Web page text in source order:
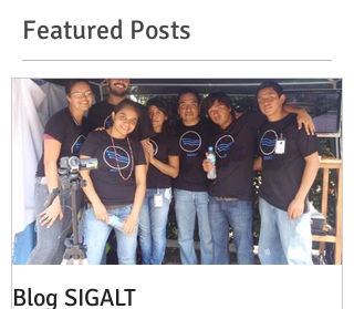
Featured Posts
Blog SIGALT